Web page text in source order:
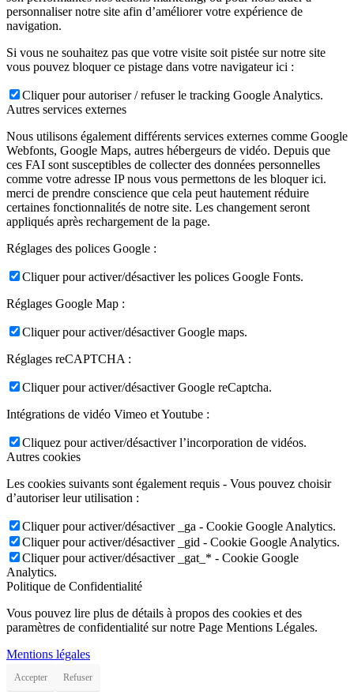
personnaliser notre site afin d’améliorer votre expérience de
navigation.
Si vous ne souhaitez pas que votre visite soit pistée sur notre site
vous pouvez bloquer ce pistage dans votre navigateur ici :
Cliquer pour autoriser / refuser le tracking Google Analytics.
Autres services externes
Nous utilisons également différents services externes comme Google
Webfonts, Google Maps, autres hébergeurs de vidéo. Depuis que
ces FAI sont susceptibles de collecter des données personnelles
comme votre adresse IP nous vous permettons de les bloquer ici.
merci de prendre conscience que cela peut hautement réduire
certaines fonctionnalités de notre site. Les changement seront
appliqués après rechargement de la page.
Réglages des polices Google :
Cliquer pour activer/désactiver les polices Google Fonts.
Réglages Google Map :
Cliquer pour activer/désactiver Google maps.
Réglages reCAPTCHA :
Cliquer pour activer/désactiver Google reCaptcha.
Intégrations de vidéo Vimeo et Youtube :
Cliquez pour activer/désactiver l’incorporation de vidéos.
Autres cookies
Les cookies suivants sont également requis - Vous pouvez choisir
d’autoriser leur utilisation :
Cliquer pour activer/désactiver _ga - Cookie Google Analytics.
Cliquer pour activer/désactiver _gid - Cookie Google Analytics.
Cliquer pour activer/désactiver _gat_* - Cookie Google
Analytics.
Politique de Confidentialité
Vous pouvez lire plus de détails à propos des cookies et des
paramètres de confidentialité sur notre Page Mentions Légales.
Mentions légales
Accepter Refuser